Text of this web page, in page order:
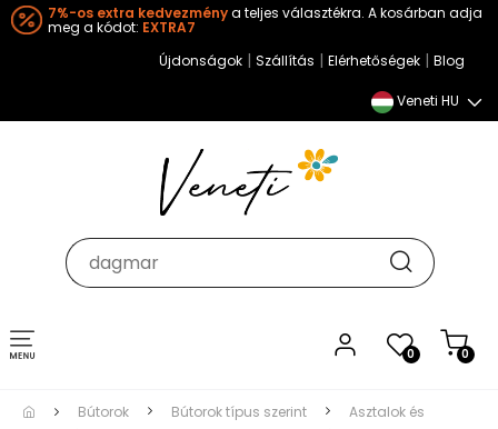
7%-os extra kedvezménya teljes választékra. A kosárban adja
meg a kódot: EXTRA7
Újdonságok | Szállítás | Elérhetőségek | Blog
Veneti HU
0 0
Toggle
navigation
Bútorok Bútorok típus szerint
Asztalok és